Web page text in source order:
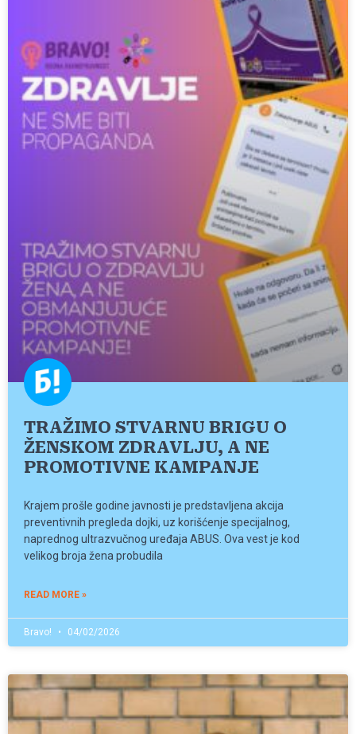
TRAŽIMO STVARNU BRIGU O
ŽENSKOM ZDRAVLJU, A NE
PROMOTIVNE KAMPANJE
Krajem prošle godine javnosti je predstavljena akcija
preventivnih pregleda dojki, uz korišćenje specijalnog,
naprednog ultrazvučnog uređaja ABUS. Ova vest je kod
velikog broja žena probudila
READ MORE »
Bravo! 04/02/2026